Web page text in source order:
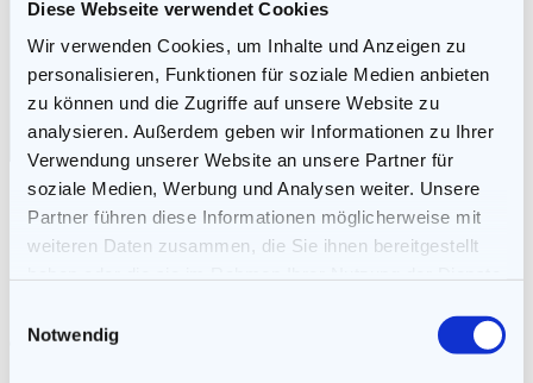
Diese Webseite verwendet Cookies
Wir verwenden Cookies, um Inhalte und Anzeigen zu
personalisieren, Funktionen für soziale Medien anbieten
zu können und die Zugriffe auf unsere Website zu
analysieren. Außerdem geben wir Informationen zu Ihrer
Verwendung unserer Website an unsere Partner für
soziale Medien, Werbung und Analysen weiter. Unsere
Partner führen diese Informationen möglicherweise mit
weiteren Daten zusammen, die Sie ihnen bereitgestellt
Notwendig
Blog
E-Books
Forum
Selbstwertgefühl testen
mit einem Narzissten ausgesetzt sind, sollten Sie ein
gesundes Selbstwertgefühl haben, um sich den Launen, der